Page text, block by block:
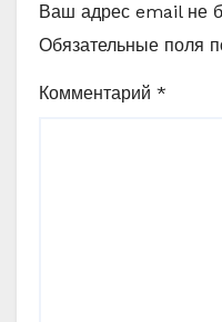
Ваш адрес email не
Обязательные поля
Комментарий *